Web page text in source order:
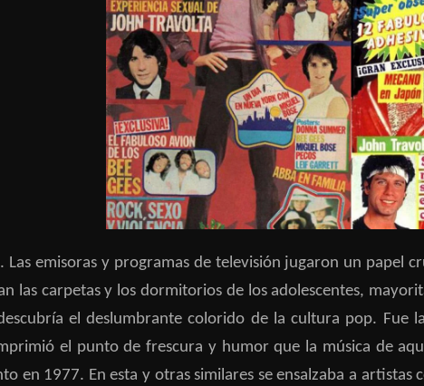
emisoras y programas de televisión jugaron un papel
las carpetas y los dormitorios de los adolescentes,
el deslumbrante colorido de la cultura pop.
el punto de frescura y humor que la música de
en 1977. En esta y otras similares se ensalzaba a